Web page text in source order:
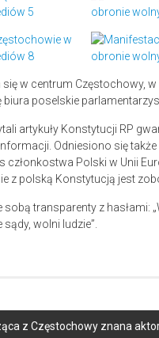
w centrum Częstochowy,
poselskie
artykuły Konstytucji RP
Odniesiono się
członkostwa Polski w Unii
z polską Konstytucją jest
transparenty z hasłami:
sądy, wolni ludzie”.
z Częstochowy znana